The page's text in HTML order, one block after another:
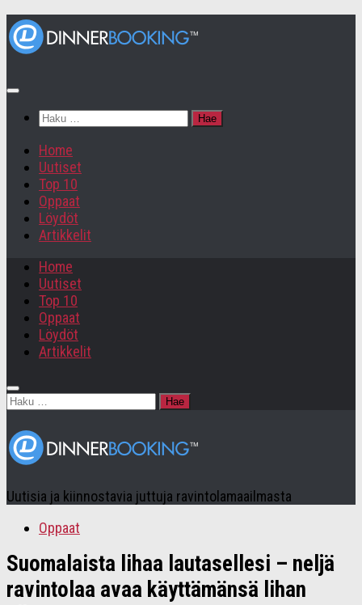
Haku:
Home
Uutiset
Top 10
Oppaat
Löydöt
Artikkelit
Home
Uutiset
Top 10
Oppaat
Löydöt
Artikkelit
Haku:
Uutisia ja kiinnostavia juttuja ravintolamaailmasta
Oppaat
Suomalaista lihaa lautasellesi – neljä
ravintolaa avaa käyttämänsä lihan